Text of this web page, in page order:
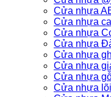
Cửa nhựa
Cửa nhựa
Cửa nhựa
Cửa nhựa
Cửa nhựa
Cửa nhựa
Cửa nhựa
Cửa nhựa